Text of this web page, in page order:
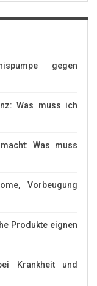
gegen
Was muss ich
Was muss
Vorbeugung
Produkte eignen
Krankheit und